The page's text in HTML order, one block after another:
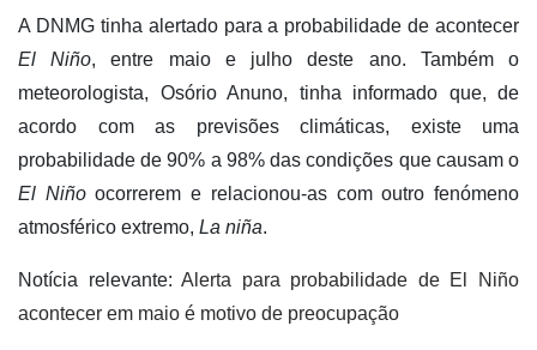
A DNMG tinha alertado para a probabilidade de acontecer
El Niño, entre maio e julho deste ano. Também o
meteorologista, Osório Anuno, tinha informado que, de
acordo com as previsões climáticas, existe uma
probabilidade de 90% a 98% das condições que causam o
El Niñoocorrerem e relacionou-as com outro fenómeno
atmosférico extremo, La niña.
Notícia relevante:Alerta para probabilidade de El Niño
acontecer em maio é motivo de preocupação